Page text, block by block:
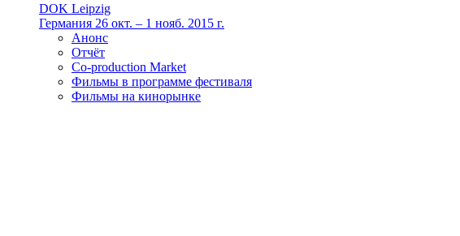
DOK Leipzig
Германия 26 окт. – 1 нояб. 2015 г.
Анонс
Отчёт
Co-production Market
Фильмы в программе фестиваля
Фильмы на кинорынке